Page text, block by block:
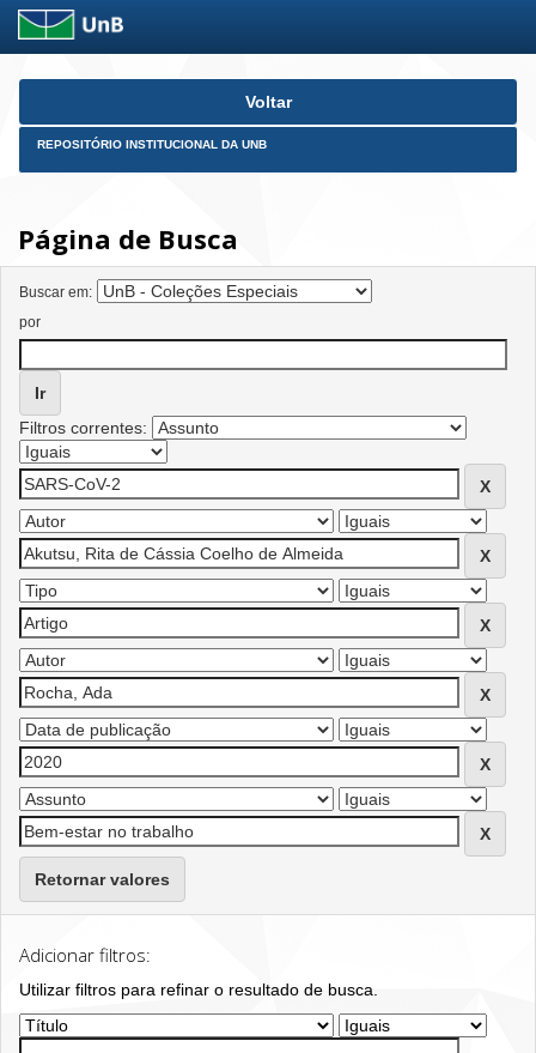
Skip
Voltar
REPOSITÓRIO INSTITUCIONAL DA UNB
Página de Busca
Buscar em:
por
Filtros correntes:
Retornar valores
Adicionar filtros:
Utilizar filtros para refinar o resultado de busca.